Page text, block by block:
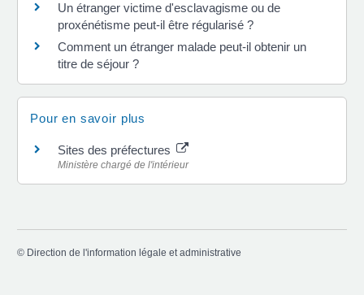
Un étranger victime d'esclavagisme ou de
proxénétisme peut-il être régularisé ?
Comment un étranger malade peut-il obtenir un
titre de séjour ?
Pour en savoir plus
Sites des préfectures
Ministère chargé de l'intérieur
© Direction de l'information légale et administrative